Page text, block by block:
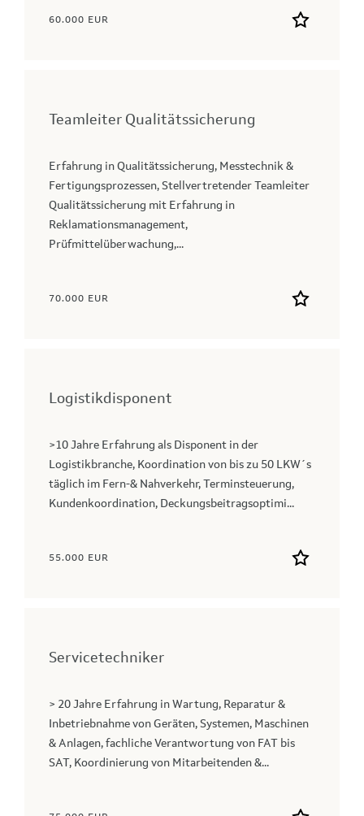
60.000 EUR
Teamleiter Qualitätssicherung
Erfahrung in Qualitätssicherung, Messtechnik &
Fertigungsprozessen, Stellvertretender Teamleiter
Qualitätssicherung mit Erfahrung in
Reklamationsmanagement,
Prüfmittelüberwachung,...
70.000 EUR
Logistikdisponent
>10 Jahre Erfahrung als Disponent in der
Logistikbranche, Koordination von bis zu 50 LKW´s
täglich im Fern-& Nahverkehr, Terminsteuerung,
Kundenkoordination, Deckungsbeitragsoptimi...
55.000 EUR
Servicetechniker
> 20 Jahre Erfahrung in Wartung, Reparatur &
Inbetriebnahme von Geräten, Systemen, Maschinen
& Anlagen, fachliche Verantwortung von FAT bis
SAT, Koordinierung von Mitarbeitenden &...